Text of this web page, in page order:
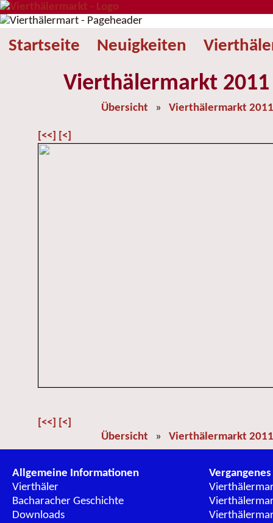
Startseite Neuigkeiten
Vierthälermarkt 2011
Übersicht » Vierthälermarkt 2011
[<<] [<]
[<<] [<]
Übersicht » Vierthälermarkt 2011
Allgemeine Informationen
Vierthäler
Bacharacher Geschichte
Downloads
Vergangenes